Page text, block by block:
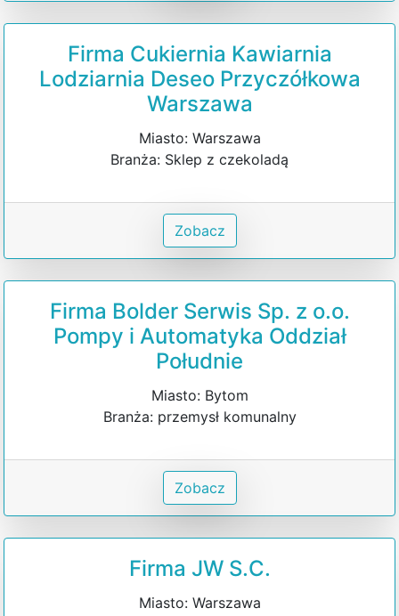
Firma Cukiernia Kawiarnia
Lodziarnia Deseo Przyczółkowa
Warszawa
Miasto: Warszawa
Branża: Sklep z czekoladą
Zobacz
Firma Bolder Serwis Sp. z o.o.
Pompy i Automatyka Oddział
Południe
Miasto: Bytom
Branża: przemysł komunalny
Zobacz
Firma JW S.C.
Miasto: Warszawa